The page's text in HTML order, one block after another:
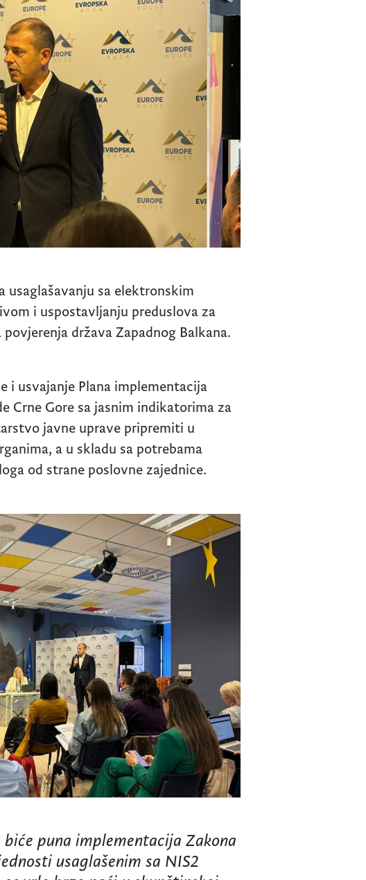
usaglašavanju sa elektronskim
i uspostavljanju preduslova za
država Zapadnog Balkana.
i usvajanje Plana implementacija
Crne Gore sa jasnim indikatorima za
javne uprave pripremiti u
a u skladu sa potrebama
od strane poslovne zajednice.
puna implementacija Zakona
usaglašenim sa NIS2